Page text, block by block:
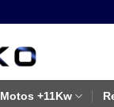
Motos +11Kw